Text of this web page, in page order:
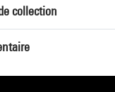
collection